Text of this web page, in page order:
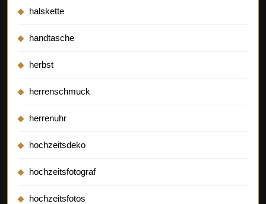
halskette
handtasche
herbst
herrenschmuck
herrenuhr
hochzeitsdeko
hochzeitsfotograf
hochzeitsfotos